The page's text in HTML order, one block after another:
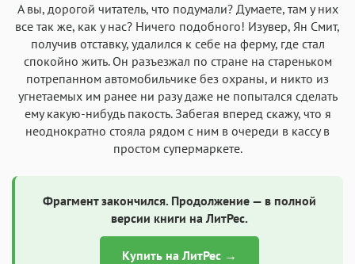
А вы, дорогой читатель, что подумали? Думаете, там у них
все так же, как у нас? Ничего подобного! Изувер, Ян Смит,
получив отставку, удалился к себе на ферму, где стал
спокойно жить. Он разъезжал по стране на стареньком
потрепанном автомобильчике без охраны, и никто из
угнетаемых им ранее ни разу даже не попытался сделать
ему какую-нибудь пакость. Забегая вперед скажу, что я
неоднократно стояла рядом с ним в очереди в кассу в
простом супермаркете.
Фрагмент закончился. Продолжение — в полной
версии книги на ЛитРес.
Купить на ЛитРес →